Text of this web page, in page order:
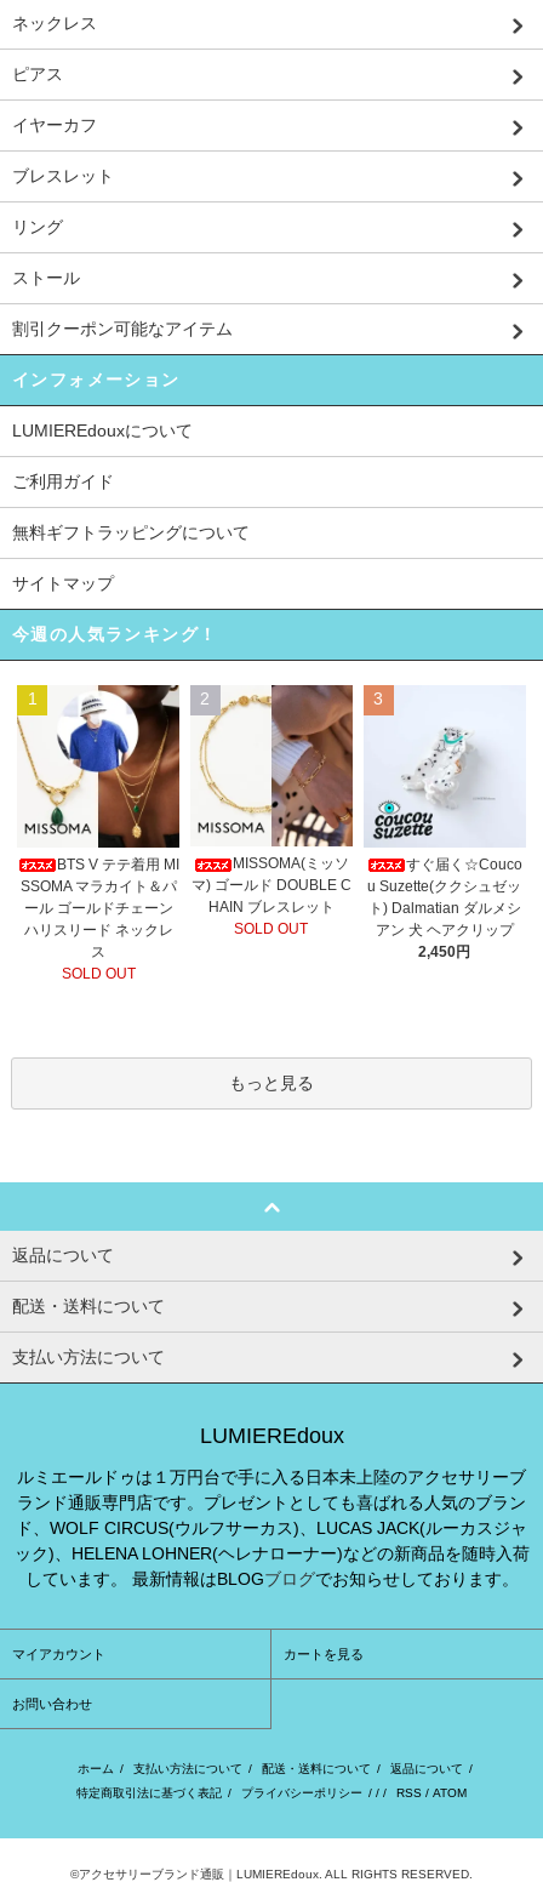
ネックレス
ピアス
イヤーカフ
ブレスレット
リング
ストール
割引クーポン可能なアイテム
インフォメーション
LUMIEREdouxについて
ご利用ガイド
無料ギフトラッピングについて
サイトマップ
今週の人気ランキング！
1
BTS V テテ着用 MI
SSOMA マラカイト＆パ
ール ゴールドチェーン
ハリスリード ネックレ
ス
SOLD OUT
2
MISSOMA(ミッソ
マ) ゴールド DOUBLE C
HAIN ブレスレット
SOLD OUT
3
すぐ届く☆Couco
u Suzette(ククシュゼッ
ト) Dalmatian ダルメシ
アン 犬 ヘアクリップ
2,450円
もっと見る
返品について
配送・送料について
支払い方法について
LUMIEREdoux
ルミエールドゥは１万円台で手に入る日本未上陸のアクセサリーブ
ランド通販専門店です。プレゼントとしても喜ばれる人気のブラン
ド、WOLF CIRCUS(ウルフサーカス)、LUCAS JACK(ルーカスジャ
ック)、HELENA LOHNER(ヘレナローナー)などの新商品を随時入荷
しています。 最新情報はBLOGブログでお知らせしております。
マイアカウント カートを見る
お問い合わせ
ホーム / 支払い方法について / 配送・送料について / 返品について /
特定商取引法に基づく表記 / プライバシーポリシー / / / RSS / ATOM
©アクセサリーブランド通販｜LUMIEREdoux. ALL RIGHTS RESERVED.